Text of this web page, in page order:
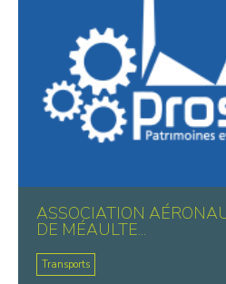
ASSOCIATION
DE MÉAULTE...
Transports